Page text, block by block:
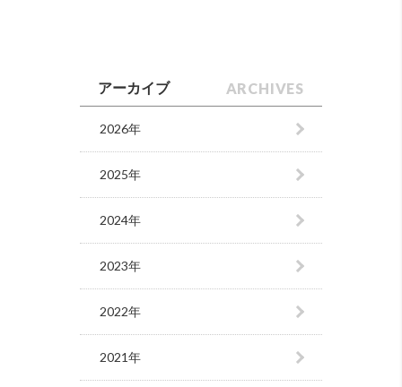
アーカイブ ARCHIVES
2026年
2025年
2024年
2023年
2022年
2021年